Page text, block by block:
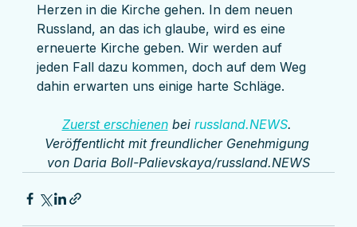
Herzen in die Kirche gehen. In dem neuen
Russland, an das ich glaube, wird es eine
erneuerte Kirche geben. Wir werden auf
jeden Fall dazu kommen, doch auf dem Weg
dahin erwarten uns einige harte Schläge.
Zuerst erschienen bei russland.NEWS.
Veröffentlicht mit freundlicher Genehmigung
von Daria Boll-Palievskaya/russland.NEWS